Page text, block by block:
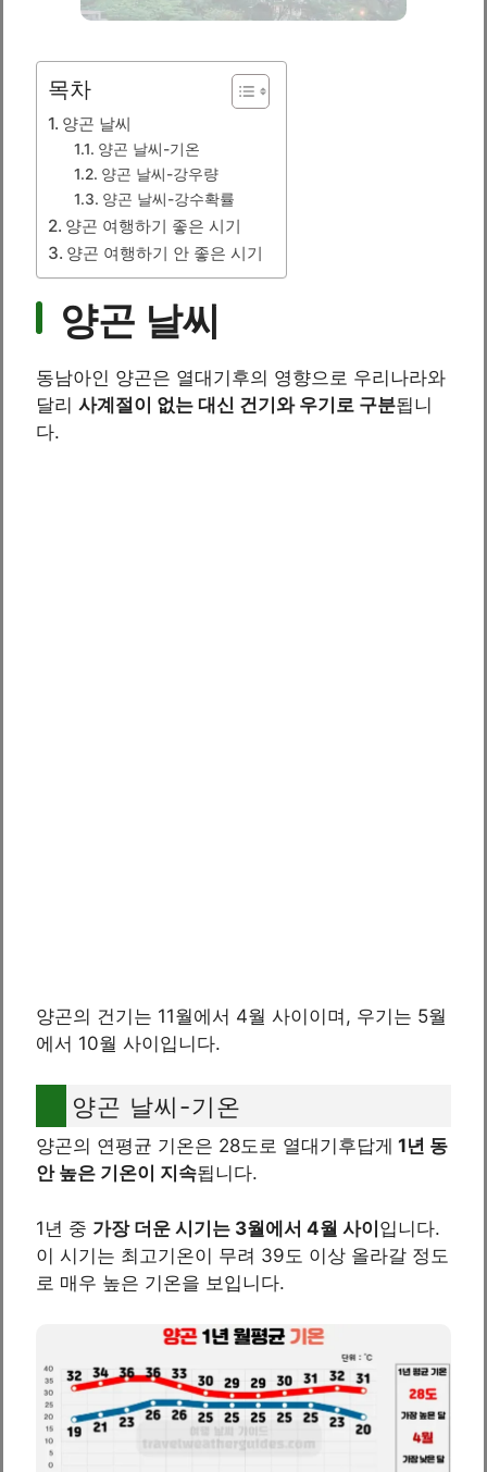
목차
양곤 날씨
양곤 날씨-기온
양곤 날씨-강우량
양곤 날씨-강수확률
양곤 여행하기 좋은 시기
양곤 여행하기 안 좋은 시기
양곤 날씨
동남아인 양곤은 열대기후의 영향으로 우리나라와
달리 사계절이 없는 대신 건기와 우기로 구분됩니
다.
양곤의 건기는 11월에서 4월 사이이며, 우기는 5월
에서 10월 사이입니다.
양곤 날씨-기온
양곤의 연평균 기온은 28도로 열대기후답게 1년 동
안 높은 기온이 지속됩니다.
1년 중 가장 더운 시기는 3월에서 4월 사이입니다.
이 시기는 최고기온이 무려 39도 이상 올라갈 정도
로 매우 높은 기온을 보입니다.